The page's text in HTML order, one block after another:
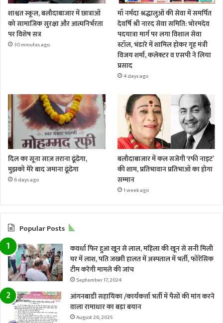
शाश्वत स्कूल, बलौदाबाजार में छात्राओं
को सामाजिक सुरक्षा और आत्मनिर्भरता
पर विशेष सत्र
30 minutes ago
माँ नर्मदा श्रद्धालुओं की सेवा में समर्पित
देवर्षि श्री नारद सेवा समिति: भोरमदेव
पदयात्रा मार्ग पर लगा विशाल सेवा
स्टॉल, भंडारे में शामिल होकर गृह मंत्री
विजय शर्मा, कलेक्टर व एसपी ने लिया
प्रसाद
4 days ago
दिल का सूना साज़ तराना ढूंढेगा,
मुझको मेरे बाद जमाना ढूंढेगा
6 days ago
बलौदाबाजार में कल सजेगी ‘रफी नाइट’
की शाम, प्रतिभावान प्रतिभाओं का होगा
सम्मान
1 week ago
Popular Posts
कवर्धा फिर हुआ खून से लाल, महिला की खून से सनी मिली
घर में लाश, पति जख्मी हालत में अस्पताल में भर्ती, फोरेंसिक
टीम करेगी मामले की जांच
September 17, 2024
आंगनबाडी सहायिका /कार्यकर्त्ता भर्ती में पैसों की मांग करने
वाला रामाधार का बड़ा बयान
August 26, 2025